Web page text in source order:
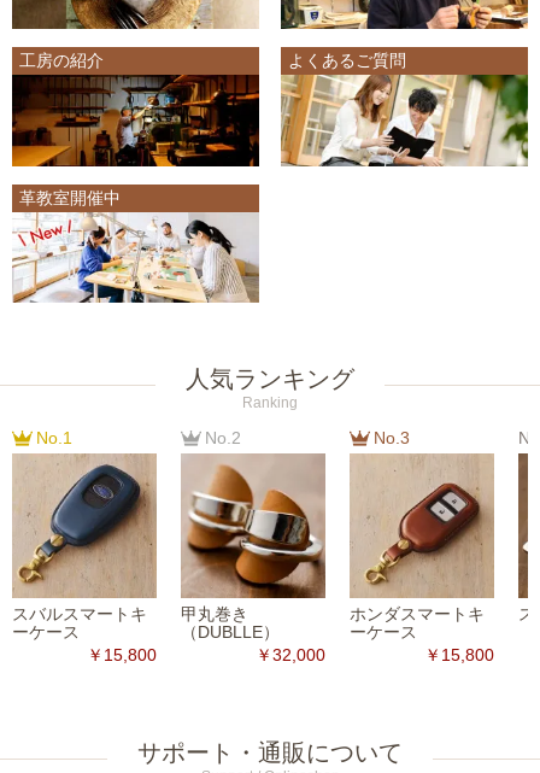
工房の紹介 よくあるご質問
革教室開催中
人気ランキング
Ranking
No.1
スバルスマートキ
ーケース
￥15,800
No.2
甲丸巻き
（DUBLLE）
￥32,000
No.3
ホンダスマートキ
ーケース
￥15,800
サポート・通販について